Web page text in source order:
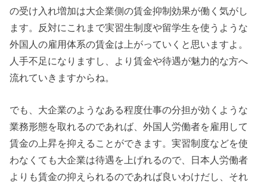
の受け入れ増加は大企業側の賃金抑制効果が働く気がし
ます。反対にこれまで実習生制度や留学生を使うような
外国人の雇用体系の賃金は上がっていくと思いますよ。
人手不足になりますし、より賃金や待遇が魅力的な方へ
流れていきますからね。
でも、大企業のようなある程度仕事の分担が効くような
業務形態を取れるのであれば、外国人労働者を雇用して
賃金の上昇を抑えることができます。実習制度などを使
わなくても大企業は待遇を上げれるので、日本人労働者
よりも賃金の抑えられるのであれば良いわけだし、それ